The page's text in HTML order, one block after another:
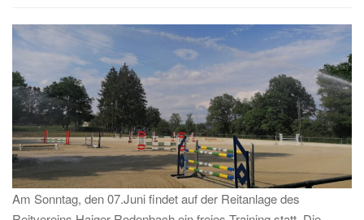
Am Sonntag, den 07.Juni findet auf der Reitanlage des